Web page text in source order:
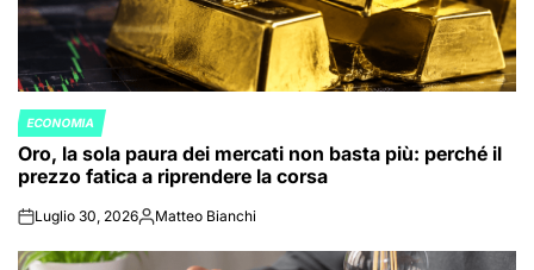
POSTED
IN
ECONOMIA
Oro, la sola paura dei mercati non basta più: perché il
prezzo fatica a riprendere la corsa
onLuglio 30, 2026Posted
Matteo Bianchi